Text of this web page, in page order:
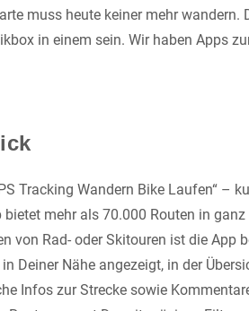
muss heute keiner mehr wandern.
in einem sein. Wir haben Apps
Tracking Wandern Bike Laufen“ –
mehr als 70.000 Routen in
von Rad- oder Skitouren ist die App
Deiner Nähe angezeigt, in der
Infos zur Strecke sowie